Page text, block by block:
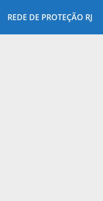
REDE DE PROTEÇÃO RJ